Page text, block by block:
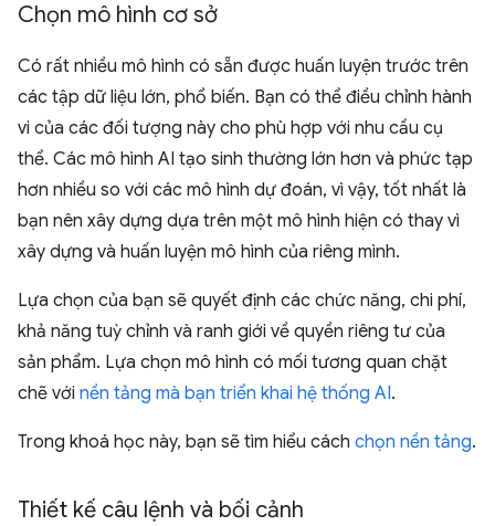
Chọn mô hình cơ sở
Có rất nhiều mô hình có sẵn được huấn luyện trước trên
các tập dữ liệu lớn, phổ biến. Bạn có thể điều chỉnh hành
vi của các đối tượng này cho phù hợp với nhu cầu cụ
thể. Các mô hình AI tạo sinh thường lớn hơn và phức tạp
hơn nhiều so với các mô hình dự đoán, vì vậy, tốt nhất là
bạn nên xây dựng dựa trên một mô hình hiện có thay vì
xây dựng và huấn luyện mô hình của riêng mình.
Lựa chọn của bạn sẽ quyết định các chức năng, chi phí,
khả năng tuỳ chỉnh và ranh giới về quyền riêng tư của
sản phẩm. Lựa chọn mô hình có mối tương quan chặt
chẽ với nền tảng mà bạn triển khai hệ thống AI.
Trong khoá học này, bạn sẽ tìm hiểu cách chọn nền tảng.
Thiết kế câu lệnh và bối cảnh